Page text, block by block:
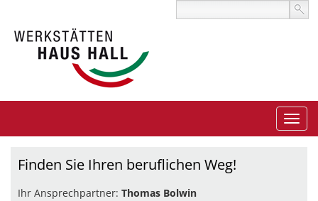
Finden Sie Ihren beruflichen Weg!
Ihr Ansprechpartner: Thomas Bolwin